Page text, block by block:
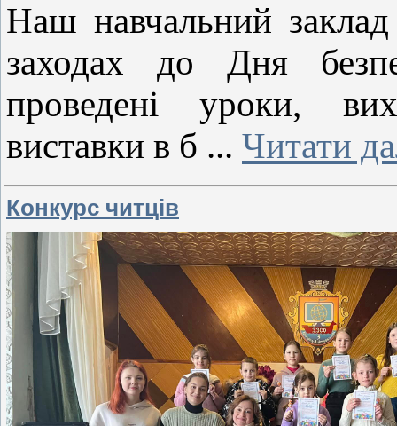
Наш навчальний
заходах до Дня
проведені уроки,
виставки в б ... Читати
Конкурс читців